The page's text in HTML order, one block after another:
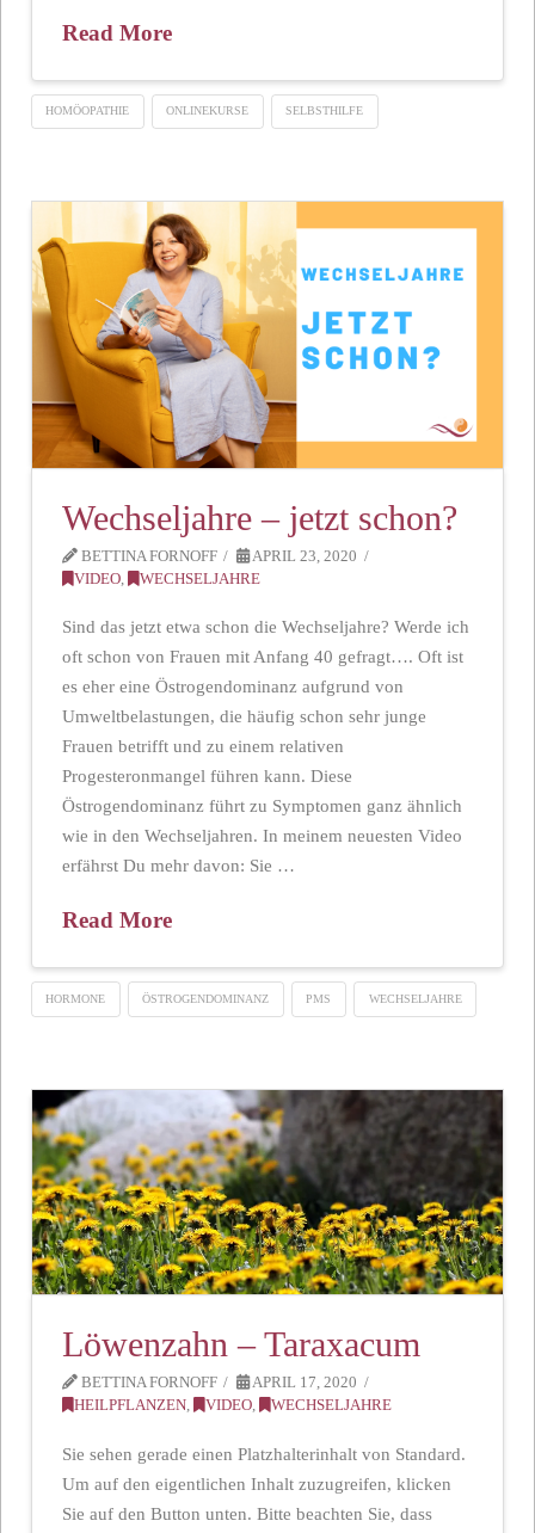
Read More
HOMÖOPATHIE ONLINEKURSE SELBSTHILFE
Wechseljahre – jetzt schon?
BETTINA FORNOFF
APRIL 23, 2020
VIDEO, WECHSELJAHRE
Sind das jetzt etwa schon die Wechseljahre? Werde ich
oft schon von Frauen mit Anfang 40 gefragt…. Oft ist
es eher eine Östrogendominanz aufgrund von
Umweltbelastungen, die häufig schon sehr junge
Frauen betrifft und zu einem relativen
Progesteronmangel führen kann. Diese
Östrogendominanz führt zu Symptomen ganz ähnlich
wie in den Wechseljahren. In meinem neuesten Video
erfährst Du mehr davon: Sie …
Read More
HORMONE ÖSTROGENDOMINANZ PMS WECHSELJAHRE
Löwenzahn – Taraxacum
BETTINA FORNOFF
APRIL 17, 2020
HEILPFLANZEN, VIDEO, WECHSELJAHRE
Sie sehen gerade einen Platzhalterinhalt von Standard.
Um auf den eigentlichen Inhalt zuzugreifen, klicken
Sie auf den Button unten. Bitte beachten Sie, dass